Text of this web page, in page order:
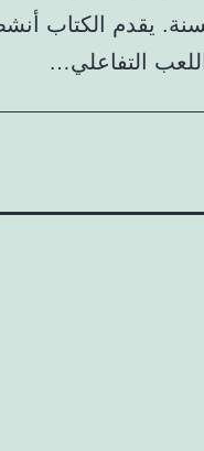
يقدم الكتاب
التفاعلي…